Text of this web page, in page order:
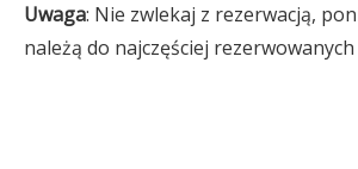
Uwaga: Nie zwlekaj z rezerwacją,
należą do najczęściej